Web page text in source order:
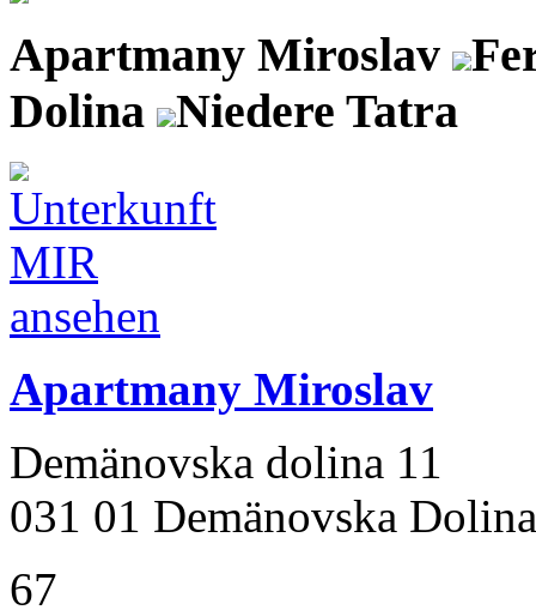
Apartmany Miroslav
Dolina Niedere Tatra
Apartmany Miroslav
Demänovska dolina 11
031 01 Demänovska Dolina
67